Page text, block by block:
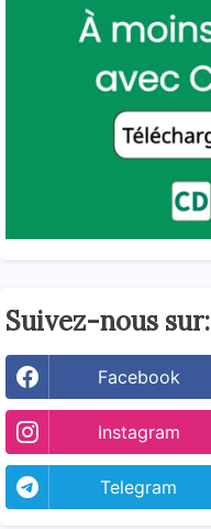
Suivez-nous sur:
Facebook
Instagram
Telegram